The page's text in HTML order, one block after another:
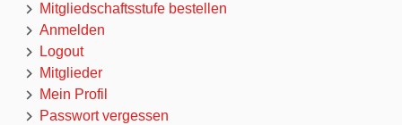
Mitgliedschaftsstufe bestellen
Anmelden
Logout
Mitglieder
Mein Profil
Passwort vergessen